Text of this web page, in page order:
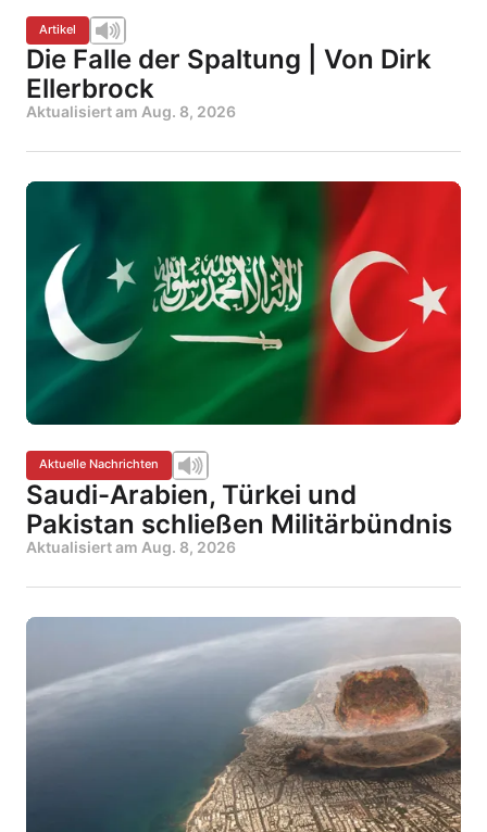
Artikel
Die Falle der Spaltung | Von Dirk
Ellerbrock
Aktualisiert am Aug. 8, 2026
Aktuelle Nachrichten
Saudi-Arabien, Türkei und
Pakistan schließen Militärbündnis
Aktualisiert am Aug. 8, 2026